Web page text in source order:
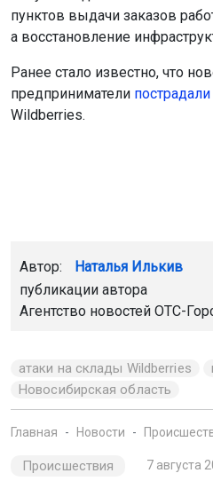
пунктов выдачи заказов
а восстановление
Ранее стало известно, что
предприниматели пострадали
Wildberries.
Автор: Наталья Илькив
публикации автора
Агентство новостей ОТС-
атаки на склады Wildberries
Новосибирская область
Главная Новости
Происшествия 7 августа